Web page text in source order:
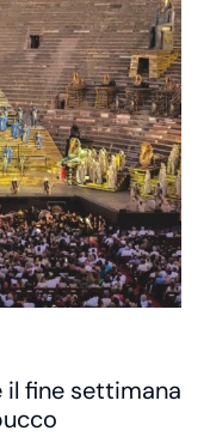
fine settimana